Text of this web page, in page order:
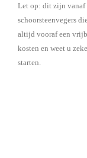
Let op: dit zijn vanaf
schoorsteenvegers
altijd vooraf een
kosten en weet u
starten.